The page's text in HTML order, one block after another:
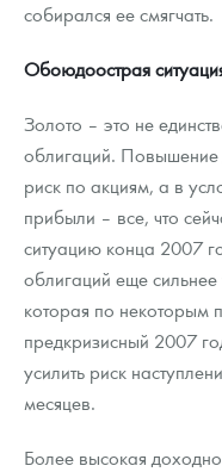
собирался ее смягчать.
Обоюдоострая
Золото – это не
облигаций. Повышение
риск по акциям, а в
прибыли – все, что
ситуацию конца 2007
облигаций еще
которая по некоторым
предкризисный 2007
усилить риск
месяцев.
Более высокая